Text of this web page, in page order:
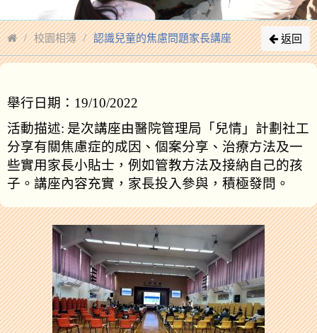
校園相簿 認識兒童的焦慮問題家長講座 返回
舉行日期： 19/10/2022
活動描述: 是次講座由醫院管理局「兒情」計劃社工
分享有關焦慮症的成因、個案分享、治療方法及一
些實用家長小貼士，例如管教方法及接納自己的孩
子。講座內容充實，家長投入參與，積極發問。